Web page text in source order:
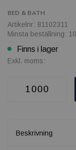
BED & BATH
Artikelnr: 81102311
Minsta beställning:
Finns i lager
Exkl. moms:
Beskrivning